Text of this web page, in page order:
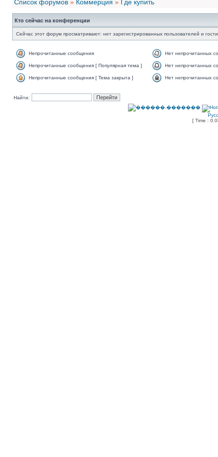
Список форумов » Коммерция » Где купить
Кто сейчас на конференции
Сейчас этот форум просматривают: нет зарегистрированных пользователей и
Непрочитанные сообщения Нет непрочитанных
Непрочитанные сообщения [ Популярная тема ] Нет непрочитанных
Непрочитанные сообщения [ Тема закрыта ] Нет непрочитанных
Найти:
[ Time :